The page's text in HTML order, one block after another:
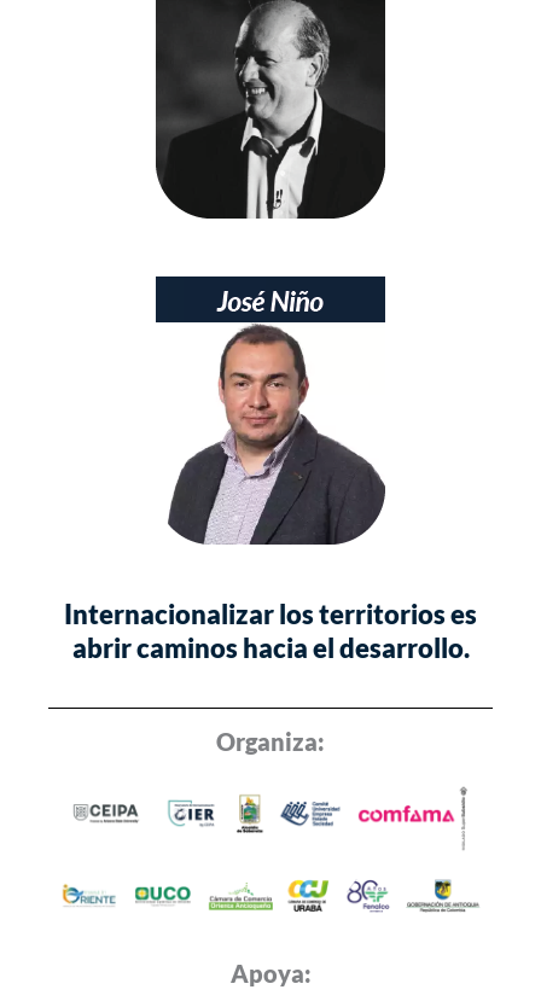
Internacionalizar los territorios es
abrir caminos hacia el desarrollo.
Organiza:
Apoya: